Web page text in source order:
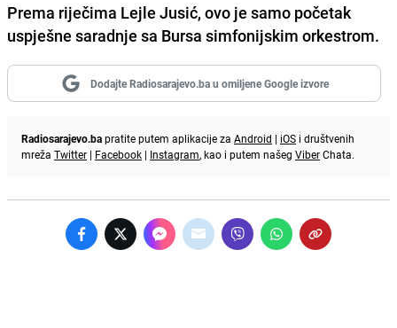
Prema riječima Lejle Jusić, ovo je samo početak
uspješne saradnje sa Bursa simfonijskim orkestrom.
Dodajte Radiosarajevo.ba u omiljene Google izvore
Radiosarajevo.bapratite putem aplikacije za Android | iOS i društvenih
mreža Twitter | Facebook | Instagram, kao i putem našeg ViberChata.